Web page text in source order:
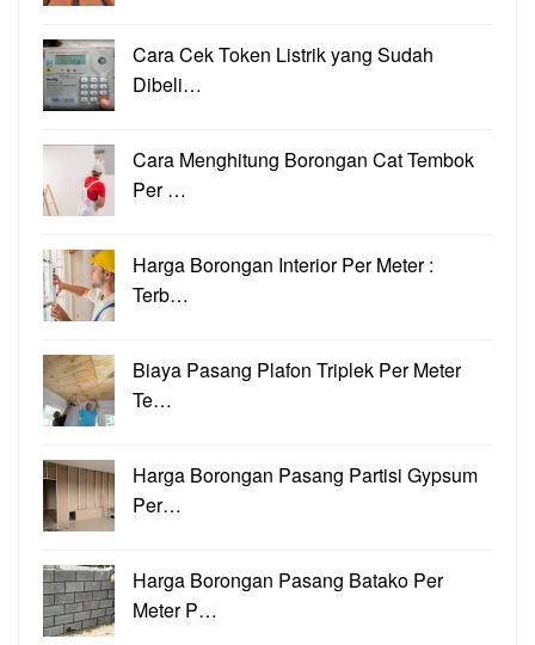
Cara Cek Token Listrik yang Sudah
Dibeli…
Cara Menghitung Borongan Cat Tembok
Per …
Harga Borongan Interior Per Meter :
Terb…
Biaya Pasang Plafon Triplek Per Meter
Te…
Harga Borongan Pasang Partisi Gypsum
Per…
Harga Borongan Pasang Batako Per
Meter P…